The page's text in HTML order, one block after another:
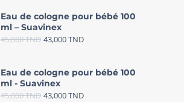
Eau de cologne pour bébé 100
ml – Suavinex
45,000TND 43,000TND
Eau de cologne pour bébé 100
ml - Suavinex
45,000TND 43,000TND